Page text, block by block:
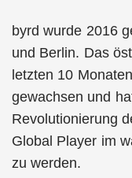
byrd wurde 2016
und Berlin. Das
letzten 10
gewachsen und
Revolutionierung
Global Player im
zu werden.